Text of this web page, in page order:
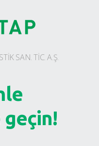
SAN. TİC. A.Ş.